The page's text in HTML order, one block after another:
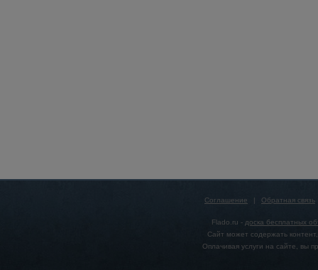
Соглашение | Обратная связь
Flado.ru - доска бесплатных
Сайт может содержать
Оплачивая услуги на сайте, вы